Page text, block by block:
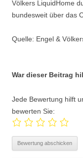
Völkers LiquidHome
bundesweit über das
Quelle: Engel &
War dieser Beitrag
Jede Bewertung hilft
bewerten Sie: